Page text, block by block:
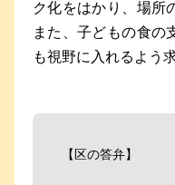
ク化をはかり、場所
また、子どもの食の
も視野に入れるよう
【区の答弁】